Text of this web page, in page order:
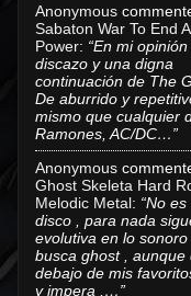
Anonymous
Sabaton War To End
Power: “En mi
discazo y una digna
continuación de The
De aburrido y
mismo que cualquier
Ramones, AC/DC…”
Anonymous
Ghost Skeleta Hard
Melodic Metal: “No
disco , para nada
evolutiva en lo
busca ghost , aunque
debajo de mis
y impera ,…”